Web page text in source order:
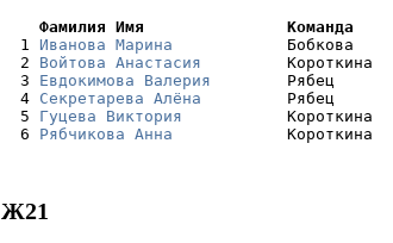
Фамилия Имя               Команда
1 Иванова Марина
Бобкова
  2
Войтова Анастасия
  3
Евдокимова Валерия
Рябец
  4
Секретарева Алёна
Рябец
  5
Гуцева Виктория
  6
Рябчикова Анна
Ж21